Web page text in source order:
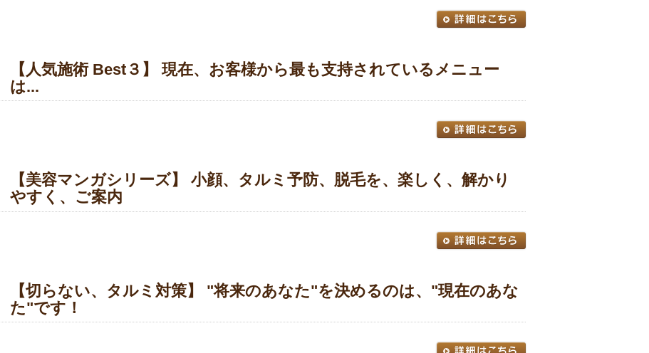
【人気施術 Best３】 現在、お客様から最も支持されているメニュー
は...
【美容マンガシリーズ】 小顔、タルミ予防、脱毛を、楽しく、解かり
やすく、ご案内
【切らない、タルミ対策】 "将来のあなた"を決めるのは、"現在のあな
た"です！